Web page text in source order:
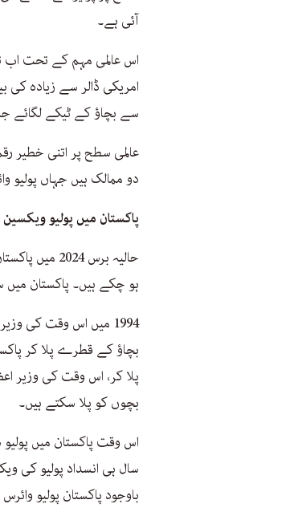
آئی ہے۔
سے بچاؤ کے ٹیکے لگائے
عالمی سطح پر اتنی خطیر
دو ممالک ہیں جہاں پولیو
پاکستان میں پولیو
ہو چکے ہیں۔ پاکستان میں
1994 میں اس وقت کی
بچاؤ کے قطرے پلا کر
پلا کر، اس وقت کی وزیر
بچوں کو پلا سکتے ہیں۔
باوجود پاکستان پولیو